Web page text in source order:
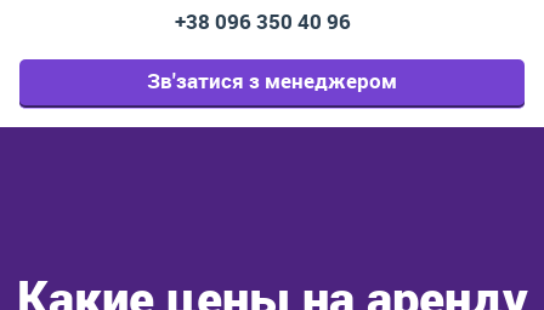
+38 096 350 40 96
Зв'затися з менеджером